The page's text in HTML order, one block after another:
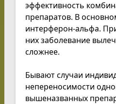
эффективность
препаратов. В
интерферон-альфа.
них заболевание
сложнее.
Бывают случаи
непереносимости
вышеназванных